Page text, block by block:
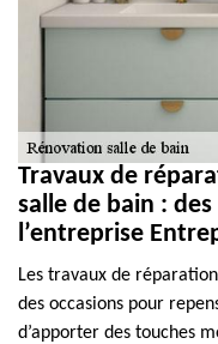
Travaux de
salle de bain :
l’entreprise
Les travaux de
des occasions pour
d’apporter des touches